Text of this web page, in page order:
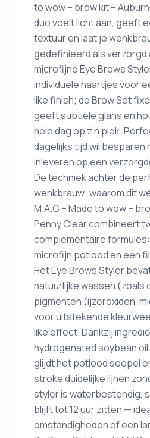
to wow – brow kit –
duo voelt licht aan, geeft
textuur en laat je
gedefinieerd als verzorgd
microfijne Eye Brows
individuele haartjes voor
like finish; de Brow Set
geeft subtiele glans en
hele dag op z’n plek.
dagelijks tijd wil besparen
inleveren op een
De techniek achter de
wenkbrauw: waarom dit
M.A.C – Made to wow –
Penny Clear combineert
complementaire
microfijn potlood en een
Het Eye Brows Styler
natuurlijke wassen (zoals
pigmenten (ijzeroxiden,
voor uitstekende
like effect. Dankzij
hydrogenated soybean
glijdt het potlood soepel
stroke duidelijke lijnen
styler is waterbestendig,
blijft tot 12 uur zitten —
omstandigheden of een